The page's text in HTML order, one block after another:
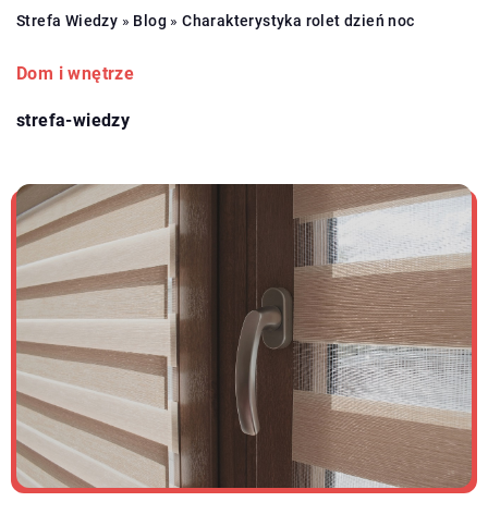
Strefa Wiedzy » Blog »Charakterystyka rolet dzień noc
Dom i wnętrze
strefa-wiedzy